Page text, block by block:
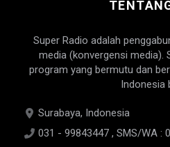
Super Radio adalah
media (konvergensi media).
program yang bermutu dan
Indonesia
Surabaya, Indonesia
031 - 99843447 , SMS/WA :